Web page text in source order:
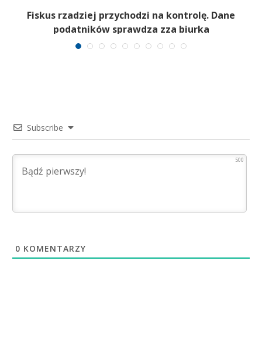
Fiskus rzadziej przychodzi na kontrolę. Dane
podatników sprawdza zza biurka
Subscribe
500
0 KOMENTARZY